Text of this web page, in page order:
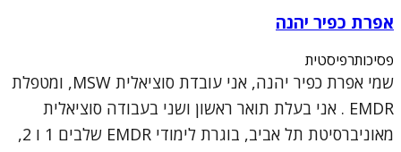
אפרת כפיר יהנה
פסיכותרפיסטית
שמי אפרת כפיר יהנה, אני עובדת סוציאלית MSW, ומטפלת
EMDR . אני בעלת תואר ראשון ושני בעבודה סוציאלית
מאוניברסיטת תל אביב, בוגרת לימודי EMDR שלבים 1 ו 2,